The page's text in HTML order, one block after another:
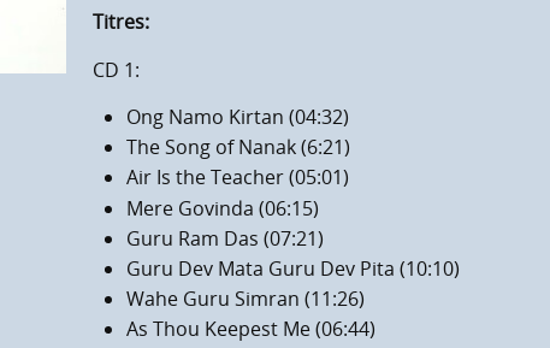
Titres:
CD 1:
Ong Namo Kirtan (04:32)
The Song of Nanak (6:21)
Air Is the Teacher (05:01)
Mere Govinda (06:15)
Guru Ram Das (07:21)
Guru Dev Mata Guru Dev Pita (10:10)
Wahe Guru Simran (11:26)
As Thou Keepest Me (06:44)